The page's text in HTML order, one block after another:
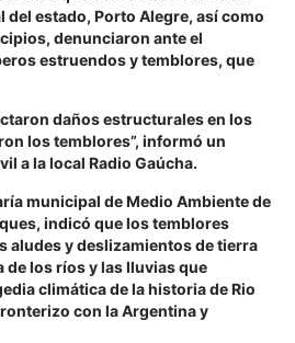
del estado, Porto Alegre, así como
denunciaron ante el
estruendos y temblores, que
daños estructurales en los
los temblores”, informó un
a la local Radio Gaúcha.
municipal de Medio Ambiente de
indicó que los temblores
aludes y deslizamientos de tierra
de los ríos y las lluvias que
climática de la historia de Rio
con la Argentina y